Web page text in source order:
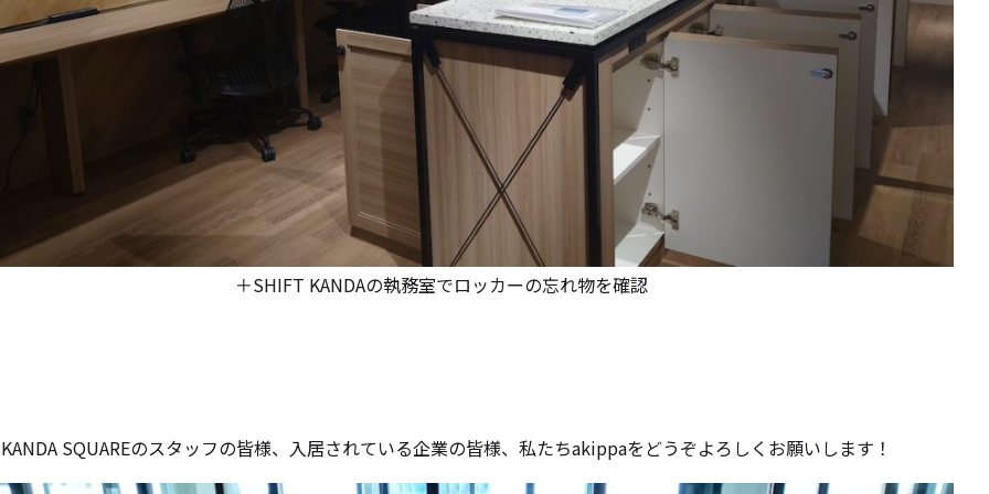
＋SHIFT KANDAの執務室でロッカーの忘れ物を確認
SQUAREのスタッフの皆様、入居されている企業の皆様、私たちakippaをどうぞよろしくお願いします！